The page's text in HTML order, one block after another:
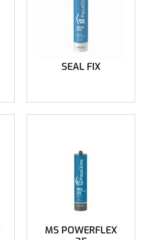
SEAL FIX
MS POWERFLEX